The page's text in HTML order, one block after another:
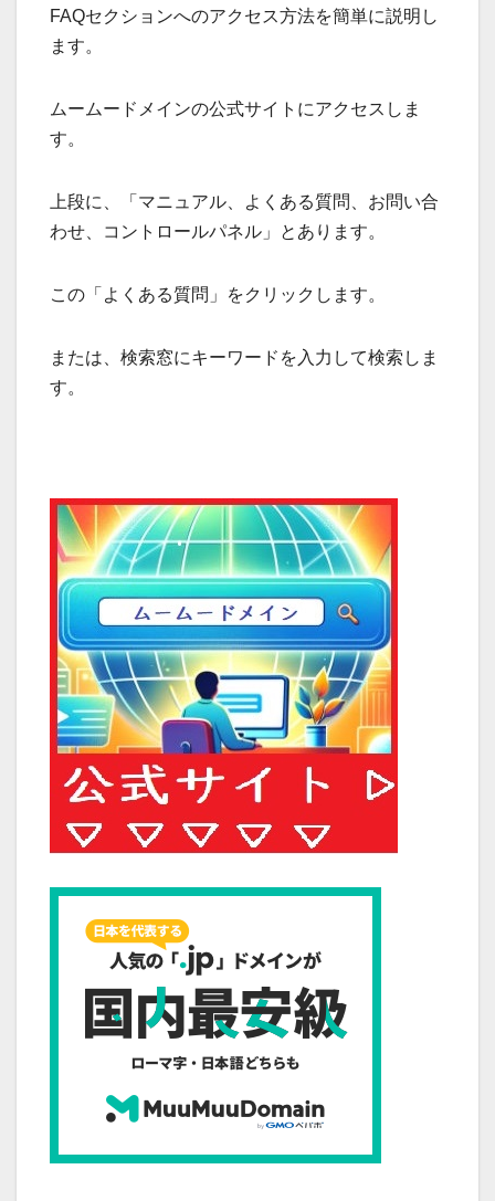
FAQセクションへのアクセス方法を簡単に説明し
ます。
ムームードメインの公式サイトにアクセスしま
す。
上段に、「マニュアル、よくある質問、お問い合
わせ、コントロールパネル」とあります。
この「よくある質問」をクリックします。
または、検索窓にキーワードを入力して検索しま
す。